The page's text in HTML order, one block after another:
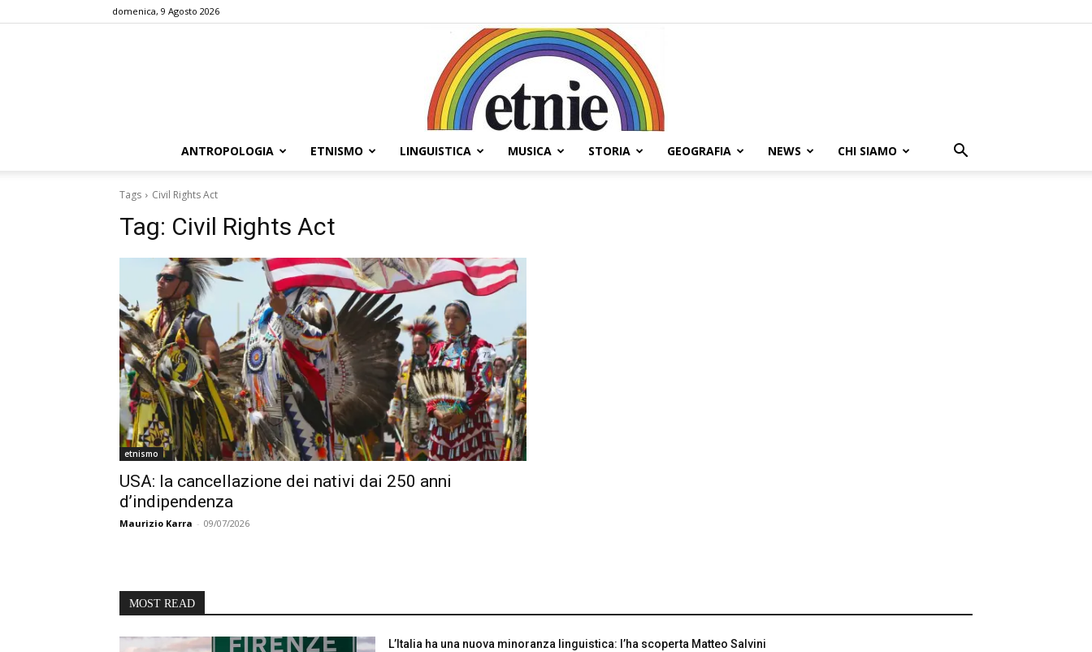
domenica, 9 Agosto 2026
ANTROPOLOGIA ETNISMO LINGUISTICA MUSICA STORIA GEOGRAFIA NEWS CHI SIAMO
Tags Civil Rights Act
Tag: Civil Rights Act
etnismo
USA: la cancellazione dei nativi dai 250 anni
d’indipendenza
Maurizio Karra - 09/07/2026
MOST READ
L’Italia ha una nuova minoranza linguistica: l’ha scoperta Matteo Salvini